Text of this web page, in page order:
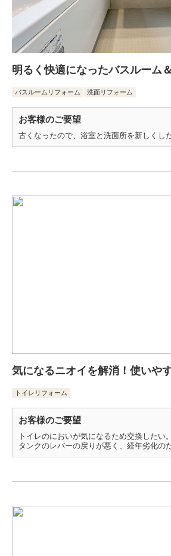
明るく快適になったバスルーム
バスルームリフォーム 洗面リフォーム
お客様のご要望
古くなったので、浴室と洗面所を新しくした
気になるニオイを解消！使いや
トイレリフォーム
お客様のご要望
トイレのにおいが気になるため交換したい。
タンクのレバーの戻りが悪く、経年劣化の